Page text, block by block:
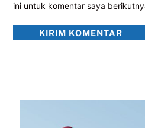
ini untuk komentar saya